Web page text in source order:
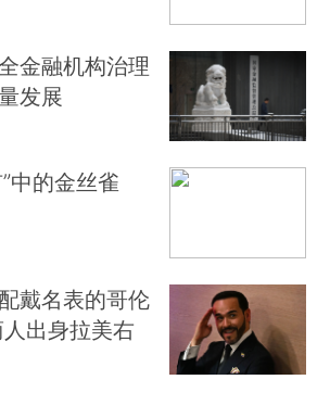
金融机构治理
发展
中的金丝雀
戴名表的哥伦
出身拉美右